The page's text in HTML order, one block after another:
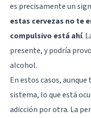
es precisamente un
estas cervezas no te
compulsivo está ahí.
presente, y podría
alcohol.
En estos casos,
sistema, lo que está
adicción por otra. La